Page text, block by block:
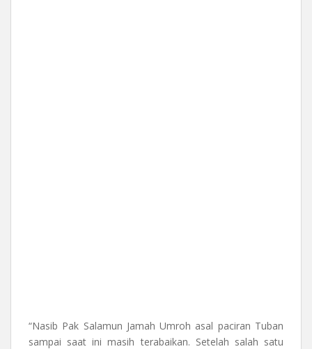
“Nasib Pak Salamun Jamah Umroh asal paciran Tuban
sampai saat ini masih terabaikan. Setelah salah satu